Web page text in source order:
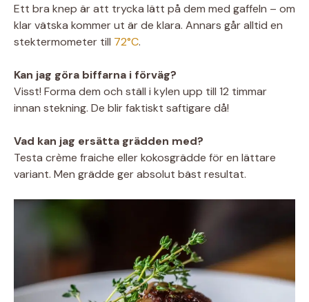
Ett bra knep är att trycka lätt på dem med gaffeln – om
klar vätska kommer ut är de klara. Annars går alltid en
stektermometer till 72°C.
Kan jag göra biffarna i förväg?
Visst! Forma dem och ställ i kylen upp till 12 timmar
innan stekning. De blir faktiskt saftigare då!
Vad kan jag ersätta grädden med?
Testa crème fraiche eller kokosgrädde för en lättare
variant. Men grädde ger absolut bäst resultat.